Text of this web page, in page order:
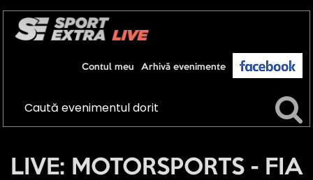
Arhivă evenimente
Contul meu
LIVE: MOTORSPORTS - FIA